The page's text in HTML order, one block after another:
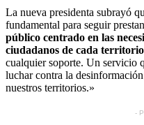
La nueva presidenta subrayó
fundamental para seguir
público centrado en las
ciudadanos de cada territorio
cualquier soporte. Un servicio
luchar contra la
nuestros territorios.»
-